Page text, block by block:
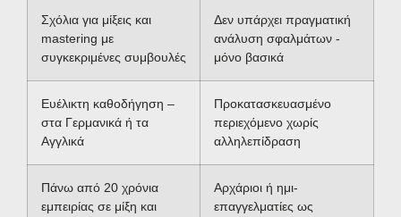
Σχόλια για μίξεις και
mastering με
συγκεκριμένες συμβουλές
Δεν υπάρχει πραγματική
ανάλυση σφαλμάτων -
μόνο βασικά
Ευέλικτη καθοδήγηση –
στα Γερμανικά ή τα
Αγγλικά
Προκατασκευασμένο
περιεχόμενο χωρίς
αλληλεπίδραση
Πάνω από 20 χρόνια
εμπειρίας σε μίξη και
Αρχάριοι ή ημι-
επαγγελματίες ως